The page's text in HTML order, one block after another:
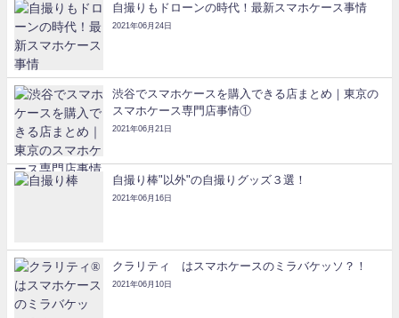
自撮りもドローンの時代！最新スマホケース事情
2021年06月24日
渋谷でスマホケースを購入できる店まとめ｜東京の
スマホケース専門店事情①
2021年06月21日
自撮り棒"以外"の自撮りグッズ３選！
2021年06月16日
クラリティ®はスマホケースのミラバケッソ？！
2021年06月10日